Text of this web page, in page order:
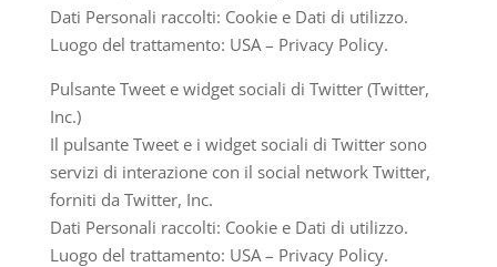
Dati Personali raccolti: Cookie e Dati di utilizzo.
Luogo del trattamento: USA – Privacy Policy.
Pulsante Tweet e widget sociali di Twitter (Twitter,
Inc.)
Il pulsante Tweet e i widget sociali di Twitter sono
servizi di interazione con il social network Twitter,
forniti da Twitter, Inc.
Dati Personali raccolti: Cookie e Dati di utilizzo.
Luogo del trattamento: USA – Privacy Policy.